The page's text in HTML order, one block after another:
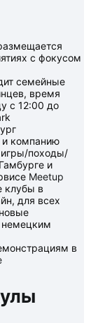
с фокусом
семейные
время
с 12:00 до
и компанию
походы/
и
Meetup
клубы в
для всех
немецким
в